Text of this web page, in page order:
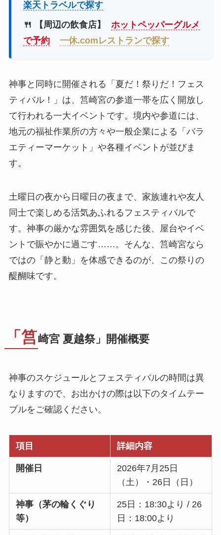
楽天トラベルで探す
🍴 【周辺の飲食店】
ホットペッパーグルメ
で予約
一休.comレストランで探す
神事と同時に開催される「夏だ！祭りだ！フェス
ティバル！」は、筥崎宮の参道一帯を広く開放し
て行われる一大イベントです。境内や参道には、
地元の福祉作業所の方々や一般企業による「バラ
エティーマーケット」や各種イベントが並びま
す。
土曜日の夜から日曜日の夜まで、家族連れや友人
同士で楽しめる活気あふれるフェスティバルで
す。神事の厳かな雰囲気を感じた後、屋台やイベ
ントで賑やかに過ごす……。そんな、筥崎宮なら
ではの「静と動」を体感できるのが、この祭りの
醍醐味です。
「筥崎宮 夏越祭」開催概要
神事のスケジュールとフェスティバルの時間は異
なりますので、お出かけの際は以下のタイムテー
ブルをご確認ください。
項目 詳細内容
開催日
2026年7月25日
（土）・26日（日）
神事（茅の輪くぐり
等）
25日：18:30より / 26
日：18:00より